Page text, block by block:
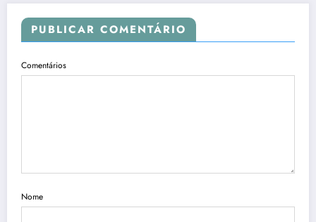
PUBLICAR COMENTÁRIO
Comentários
Nome